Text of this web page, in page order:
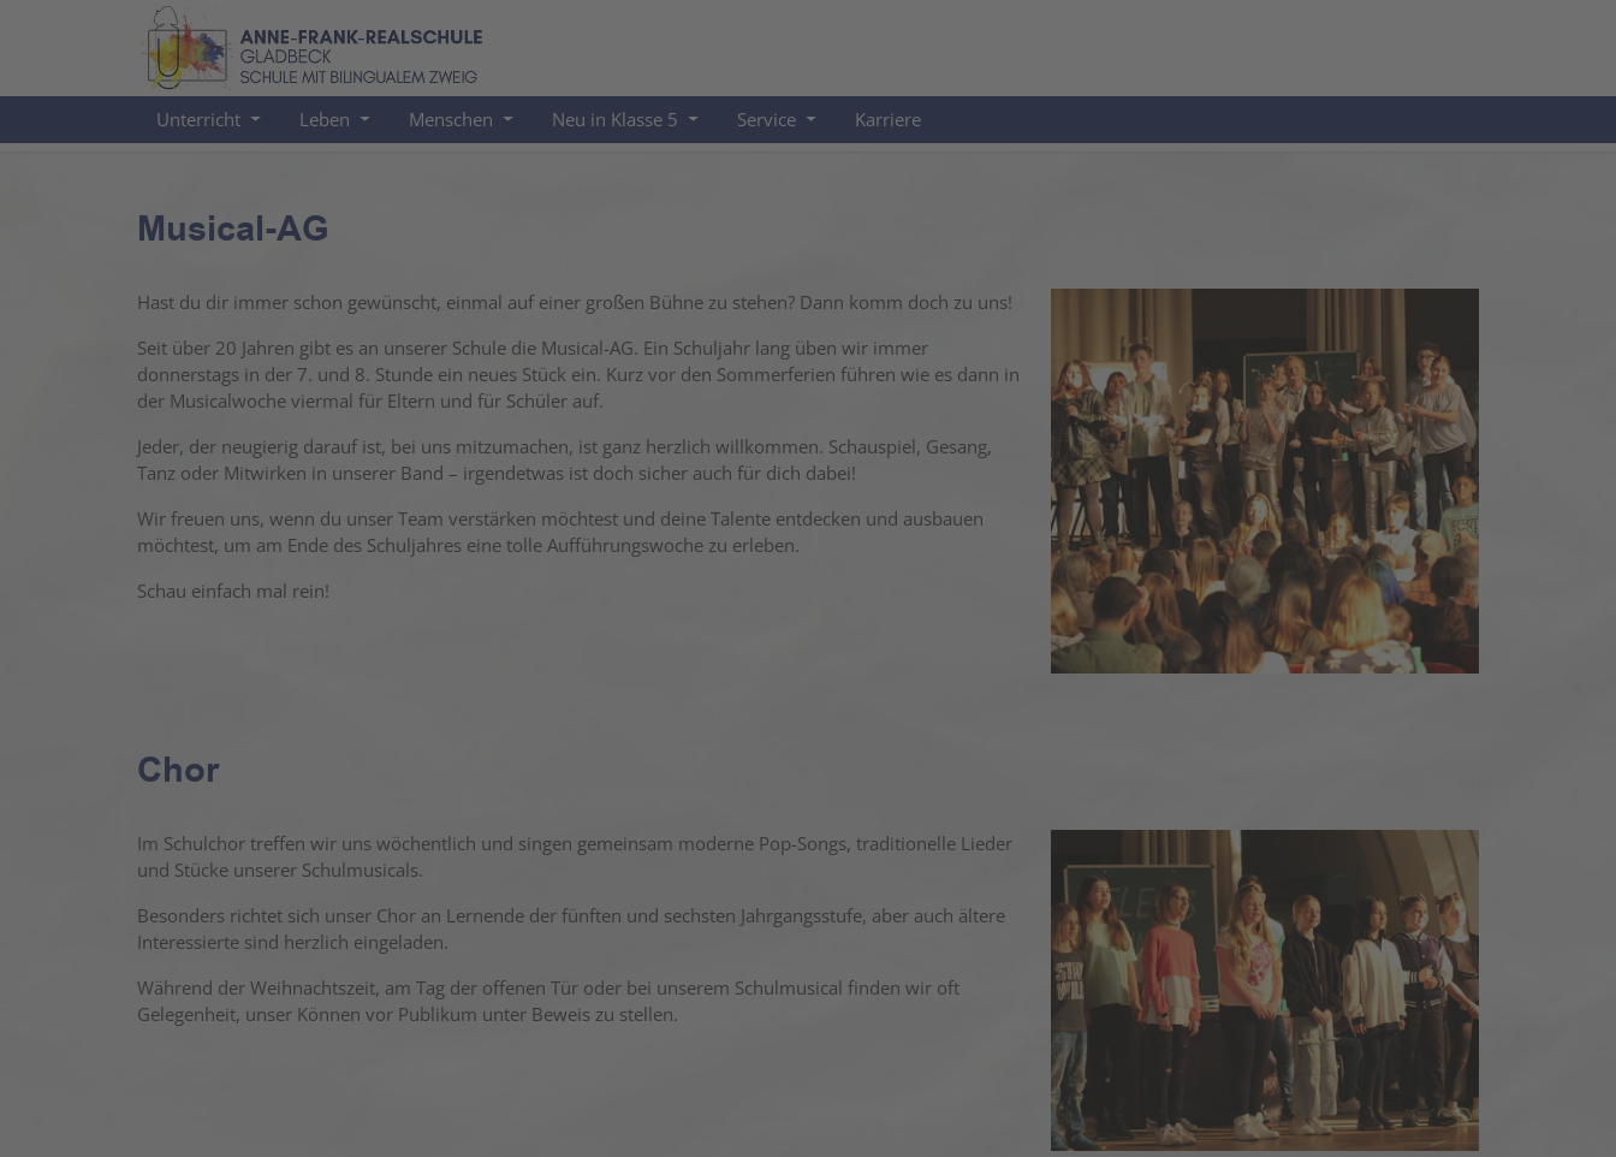
springen
springen
Unterricht
Leben Menschen Neu in Klasse 5 Service Karriere
Musical-AG
Hast du dir immer schon gewünscht, einmal auf einer großen Bühne zu stehen? Dann komm doch zu uns!
Seit über 20 Jahren gibt es an unserer Schule die Musical-AG. Ein Schuljahr lang üben wir immer
donnerstags in der 7. und 8. Stunde ein neues Stück ein. Kurz vor den Sommerferien führen wie es dann in
der Musicalwoche viermal für Eltern und für Schüler auf.
Jeder, der neugierig darauf ist, bei uns mitzumachen, ist ganz herzlich willkommen. Schauspiel, Gesang,
Tanz oder Mitwirken in unserer Band – irgendetwas ist doch sicher auch für dich dabei!
Wir freuen uns, wenn du unser Team verstärken möchtest und deine Talente entdecken und ausbauen
möchtest, um am Ende des Schuljahres eine tolle Aufführungswoche zu erleben.
Schau einfach mal rein!
Chor
Im Schulchor treffen wir uns wöchentlich und singen gemeinsam moderne Pop-Songs, traditionelle Lieder
und Stücke unserer Schulmusicals.
Besonders richtet sich unser Chor an Lernende der fünften und sechsten Jahrgangsstufe, aber auch ältere
Interessierte sind herzlich eingeladen.
Während der Weihnachtszeit, am Tag der offenen Tür oder bei unserem Schulmusical finden wir oft
Gelegenheit, unser Können vor Publikum unter Beweis zu stellen.